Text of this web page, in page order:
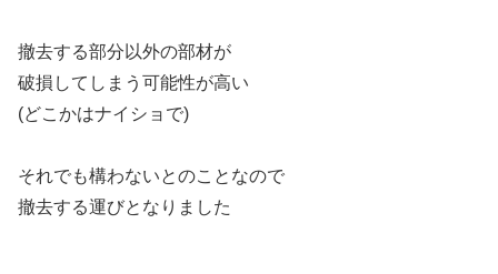
撤去する部分以外の部材が
破損してしまう可能性が高い
(どこかはナイショで)
それでも構わないとのことなので
撤去する運びとなりました